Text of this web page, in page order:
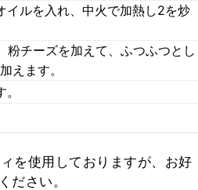
イルを入れ、中火で加熱し2を炒
粉チーズを加えて、ふつふつとし
えます。
を使用しておりますが、お好
ださい。